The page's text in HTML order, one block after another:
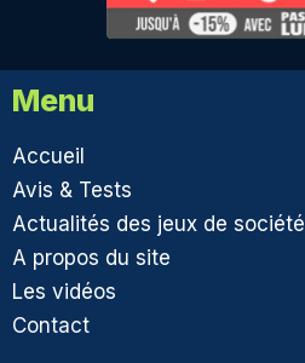
Menu
Accueil
Avis & Tests
Actualités des jeux de société
A propos du site
Les vidéos
Contact